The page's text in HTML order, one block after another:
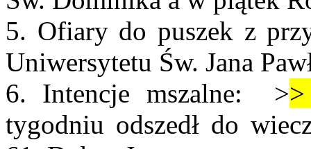
5. Ofiary do puszek z
Uniwersytetu Św. Jana
6. Intencje mszalne: >>
tygodniu odszedł do